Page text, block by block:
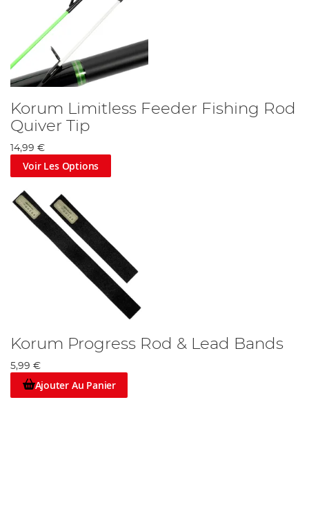
Korum Limitless Feeder Fishing Rod
Quiver Tip
14,99 €
Voir Les Options
Korum Progress Rod & Lead Bands
5,99 €
Ajouter Au Panier